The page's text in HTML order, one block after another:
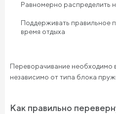
Равномерно распределить
Поддерживать правильное
время отдыха
Переворачивание необходимо
независимо от типа блока
Как правильно